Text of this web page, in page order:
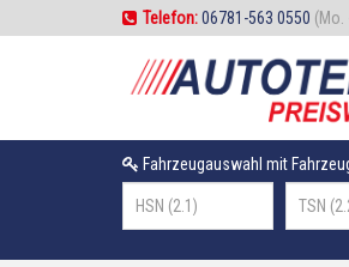
Telefon:06781-563 0550 (Mo.
Fahrzeugauswahl mit